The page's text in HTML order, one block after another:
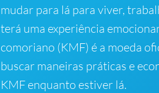
mudar para lá para viver,
terá uma experiência
comoriano (KMF) é a moeda
buscar maneiras práticas e
KMF enquanto estiver lá.